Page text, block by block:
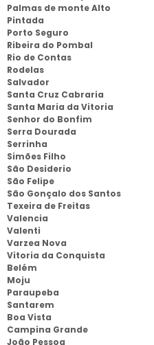
Palmas de monte Alto
Pintada
Porto Seguro
Ribeira do Pombal
Rio de Contas
Rodelas
Salvador
Santa Cruz Cabraria
Santa Maria da Vitoria
Senhor do Bonfim
Serra Dourada
Serrinha
Simões Filho
São Desiderio
São Felipe
São Gonçalo dos Santos
Texeira de Freitas
Valencia
Valenti
Varzea Nova
Vitoria da Conquista
Belém
Moju
Paraupeba
Santarem
Boa Vista
Campina Grande
João Pessoa